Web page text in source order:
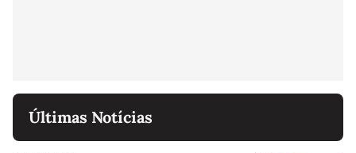
Últimas Notícias